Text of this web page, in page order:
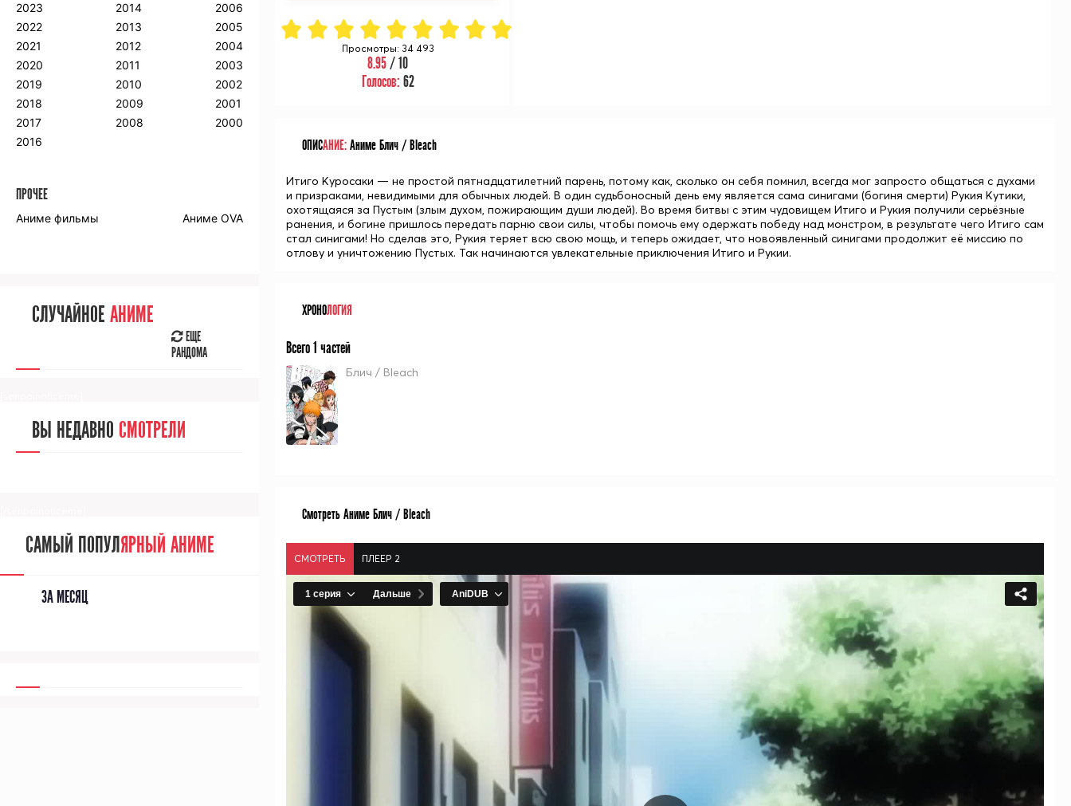
Просмотры: 34 493
8.95/ 10
Голосов: 62
ОПИСАНИЕ:Аниме Блич / Bleach
Итиго Куросаки — не простой пятнадцатилетний парень, потому как, сколько он себя помнил, всегда мог запросто общаться с духами
и призраками, невидимыми для обычных людей. В один судьбоносный день ему является сама синигами (богиня смерти) Рукия Кутики,
охотящаяся за Пустым (злым духом, пожирающим души людей). Во время битвы с этим чудовищем Итиго и Рукия получили серьёзные
ранения, и богине пришлось передать парню свои силы, чтобы помочь ему одержать победу над монстром, в результате чего Итиго сам
стал синигами! Но сделав это, Рукия теряет всю свою мощь, и теперь ожидает, что новоявленный синигами продолжит её миссию по
отлову и уничтожению Пустых. Так начинаются увлекательные приключения Итиго и Рукии.
ХРОНОЛОГИЯ
Всего 1 частей
Блич / Bleach
Смотреть Аниме Блич / Bleach
СМОТРЕТЬ ПЛЕЕР 2
2023
2022
2021
2020
2019
2018
2017
2016
2014
2013
2012
2011
2010
2009
2008
2006
2005
2004
2003
2002
2001
2000
ПРОЧЕЕ
Аниме фильмы Аниме OVA
СЛУЧАЙНОЕ АНИМЕ
ЕЩЕ
РАНДОМА
ВЫ НЕДАВНО СМОТРЕЛИ
САМЫЙ ПОПУЛЯРНЫЙ АНИМЕ
ЗА МЕСЯЦ